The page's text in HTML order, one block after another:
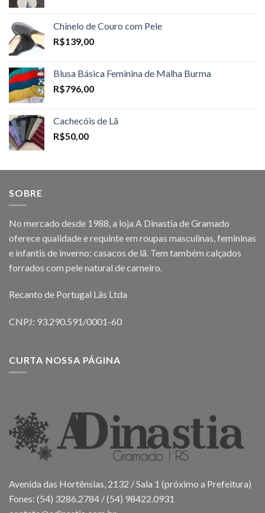
Chinelo de Couro com Pele
R$139,00
Blusa Básica Feminina de Malha Burma
R$796,00
Cachecóis de Lã
R$50,00
SOBRE
No mercado desde 1988, a loja A Dinastia de Gramado
oferece qualidade e requinte em roupas masculinas, femininas
e infantis de inverno: casacos de lã. Tem também calçados
forrados com pele natural de carneiro.
Recanto de Portugal Lãs Ltda
CNPJ: 93.290.591/0001-60
CURTA NOSSA PÁGINA
Avenida das Hortênsias, 2132 / Sala 1 (próximo a Prefeitura)
Fones: (54) 3286.2784 / (54) 98422.0931